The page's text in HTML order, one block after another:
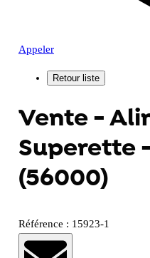
Appeler
Vente -
Superette
(56000)
Référence : 15923-1